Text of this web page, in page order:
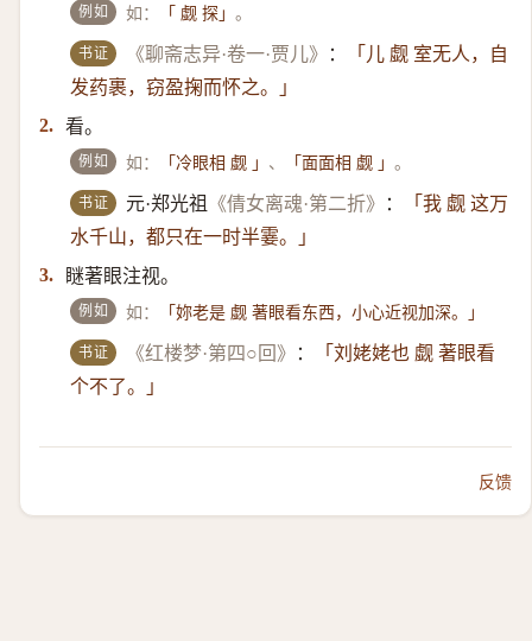
例如 如： 「 觑 探」。
书证 《聊斋志异·卷一·贾儿》 ：
「儿 觑 室无人，自
发药裹，窃盈掬而怀之。」
2. 看。
例如 如： 「冷眼相 觑 」 、 「面面相 觑 」。
书证 元·郑光祖 《倩女离魂·第二折》 ：
「我 觑 这万
水千山，都只在一时半霎。」
3.
瞇著眼注视。
例如 如： 「妳老是 觑 著眼看东西，小心近视加深。」
书证 《红楼梦·第四○回》 ：
「刘姥姥也 觑 著眼看
个不了。」
反馈